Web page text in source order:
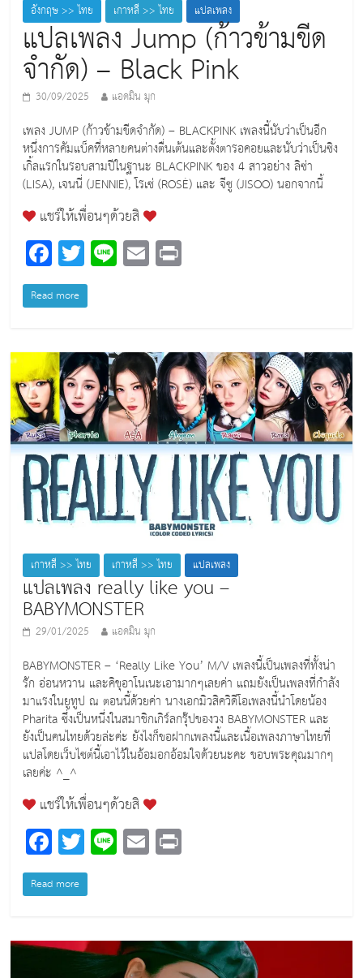
อังกฤษ >> ไทย เกาหลี >> ไทย แปลเพลง
แปลเพลง Jump (ก้าวข้ามขีด
จำกัด) – Black Pink
30/09/2025 แอดมิน มุก
เพลง JUMP (ก้าวข้ามขีดจำกัด) – BLACKPINK เพลงนี้นับว่าเป็นอีก
หนึ่งการคัมแบ็คที่หลายคนต่างตื่นเต้นและตั้งตารอคอยและนับว่าเป็นซิง
เกิ้ลแรกในรอบสามปีในฐานะ BLACKPINK ของ 4 สาวอย่าง ลิซ่า
(LISA), เจนนี่ (JENNIE), โรเซ่ (ROSÉ) และ จีซู (JISOO) นอกจากนี้
แชร์ให้เพื่อนๆด้วยสิ
F
a
c
b
o
o
k
T
wi
tt
Li
n
E
m
Read more
เกาหลี >> ไทย เกาหลี >> ไทย แปลเพลง
แปลเพลง really like you –
BABYMONSTER
29/01/2025 แอดมิน มุก
BABYMONSTER – ‘Really Like You’ M/V เพลงนี้เป็นเพลงที่ทั้งน่า
รัก อ่อนหวาน และคิขุอาโนเนะเอามากๆเลยค่า แถมยังเป็นเพลงที่กำลัง
มาแรงในยูทูป ณ ตอนนี้ด้วยค่า นางเอกมิวสิควิดีโอเพลงนี้นำโดยน้อง
Pharita ซึ่งเป็นหนึ่งในสมาชิกเกิร์ลกรุ๊ปของวง BABYMONSTER และ
ยังเป็นคนไทยด้วยล่ะค่ะ ยังไงก็ขอฝากเพลงนี้และเนื้อเพลงภาษาไทยที่
แปลโดยเว็บไซต์นี้เอาไว้ในอ้อมอกอ้อมใจด้วยนะคะ ขอบพระคุณมากๆ
เลยค่ะ ^_^
แชร์ให้เพื่อนๆด้วยสิ
F
a
c
b
T
wi
tt
Li
n
E
m
Read more